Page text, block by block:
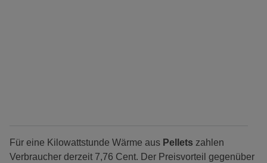
Für eine Kilowattstunde Wärme aus Pellets zahlen
Verbraucher derzeit 7,76 Cent. Der Preisvorteil gegenüber